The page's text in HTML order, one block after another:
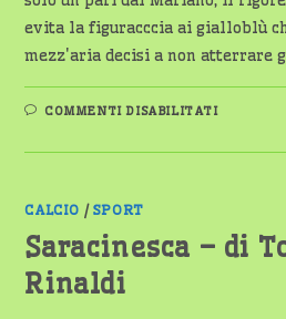
evita la figuracccia ai gialloblù
mezz'aria decisi a non atterrare
COMMENTI DISABILITATISU
CALCIO / SPORT
Saracinesca – di
Rinaldi